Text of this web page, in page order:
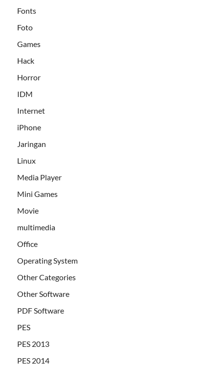
Fonts
Foto
Games
Hack
Horror
IDM
Internet
iPhone
Jaringan
Linux
Media Player
Mini Games
Movie
multimedia
Office
Operating System
Other Categories
Other Software
PDF Software
PES
PES 2013
PES 2014